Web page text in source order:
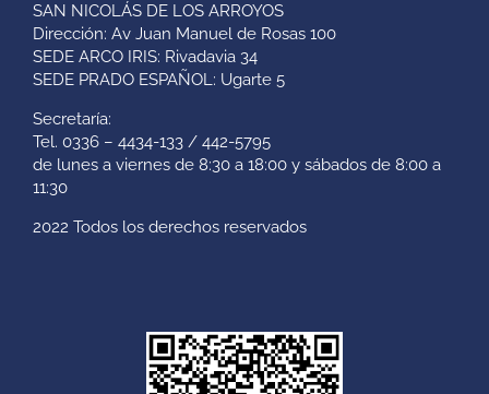
SAN NICOLÁS DE LOS ARROYOS
Dirección: Av Juan Manuel de Rosas 100
SEDE ARCO IRIS: Rivadavia 34
SEDE PRADO ESPAÑOL: Ugarte 5
Secretaría:
Tel. 0336 – 4434-133 / 442-5795
de lunes a viernes de 8:30 a 18:00 y sábados de 8:00 a
11:30
2022 Todos los derechos reservados